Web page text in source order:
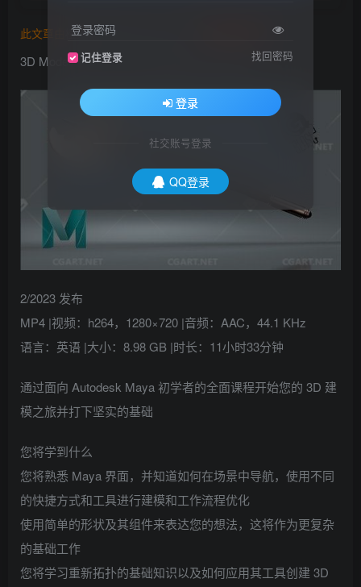
此文章由 橙光艺术网(www.cgart.net)
3D Modeling Course For Beginners In Maya
2/2023 发布
MP4 |视频：h264，1280×720 |音频：AAC，44.1 KHz
语言：英语 |大小：8.98 GB |时长：11小时33分钟
通过面向 Autodesk Maya 初学者的全面课程开始您的 3D 建
模之旅并打下坚实的基础
您将学到什么
您将熟悉 Maya 界面，并知道如何在场景中导航，使用不同
的快捷方式和工具进行建模和工作流程优化
使用简单的形状及其组件来表达您的想法，这将作为更复杂
的基础工作
您将学习重新拓扑的基础知识以及如何应用其工具创建 3D
登录密码
记住登录 找回密码
登录
社交账号登录
QQ登录